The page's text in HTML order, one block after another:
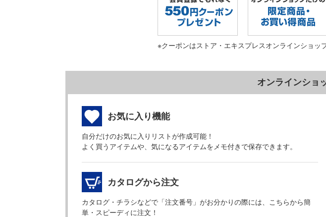
※クーポンはストア・エキスプレスオンラインショッ
オンラインショ
お気に入り機能
自分だけのお気に入りリストが作成可能！
よく買うアイテムや、気になるアイテムをメモ付きで保存できます。
カタログから注文
カタログ・チラシなどで「注文番号」がお分かりの際には、こちらから簡
単・スピーディに注文！